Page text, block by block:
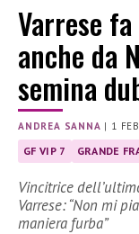
Varrese
anche da
semina
ANDREA SANNA | 1
GF VIP 7 GRANDE
Vincitrice
Varrese: “Non mi
maniera furba”